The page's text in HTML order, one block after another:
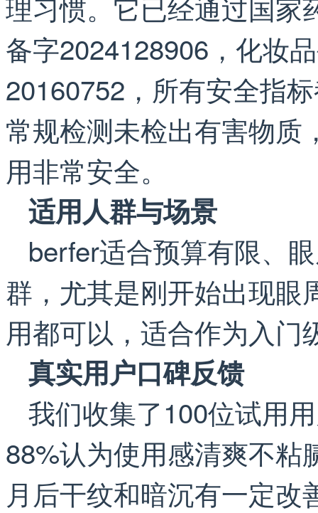
备字2024128906，化妆
20160752，所有安全指
常规检测未检出有害物质
用非常安全。
适用人群与场景
berfer适合预算有限、
群，尤其是刚开始出现眼
用都可以，适合作为入
真实用户口碑反馈
我们收集了100位试用
88%认为使用感清爽不粘
月后干纹和暗沉有一定